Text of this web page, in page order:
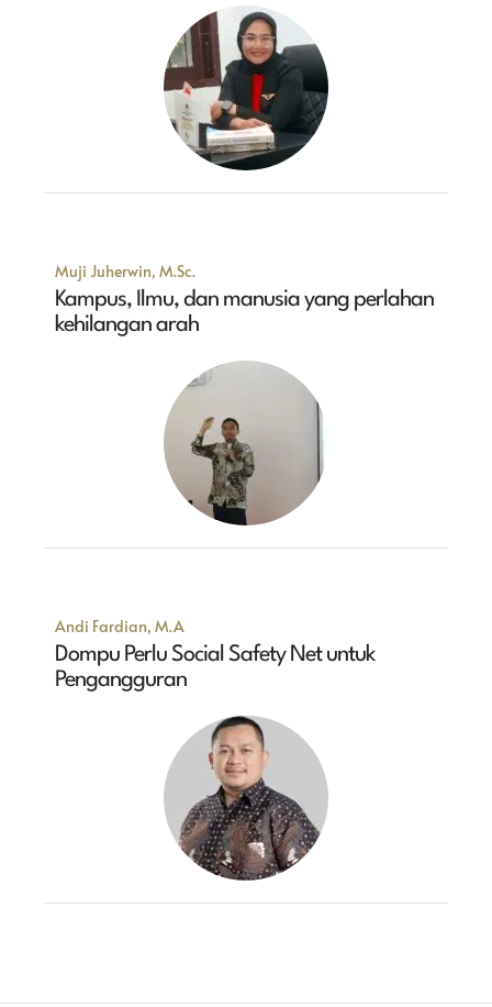
Muji Juherwin, M.Sc.
Kampus, Ilmu, dan manusia yang perlahan
kehilangan arah
Andi Fardian, M.A
Dompu Perlu Social Safety Net untuk
Pengangguran